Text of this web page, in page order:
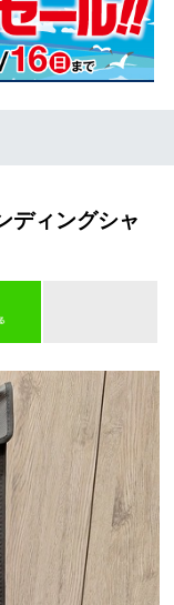
ディングシャ